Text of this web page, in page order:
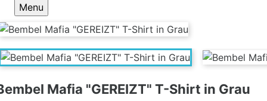
Menu
Mafia "GEREIZT" T-Shirt in Grau